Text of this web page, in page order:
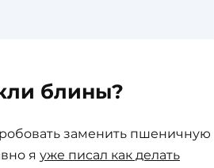
блины?
заменить пшеничную
я уже писал как делать